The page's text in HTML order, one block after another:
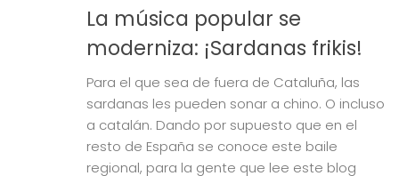
La música popular se
moderniza: ¡Sardanas frikis!
Para el que sea de fuera de Cataluña, las
sardanas les pueden sonar a chino. O incluso
a catalán. Dando por supuesto que en el
resto de España se conoce este baile
regional, para la gente que lee este blog